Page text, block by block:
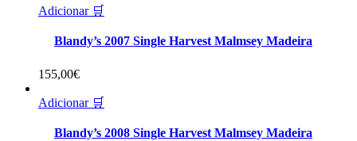
Adicionar 🛒
Blandy’s 2007 Single Harvest Malmsey Madeira
155,00€
Adicionar 🛒
Blandy’s 2008 Single Harvest Malmsey Madeira